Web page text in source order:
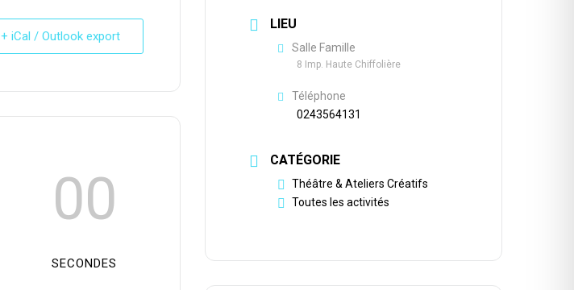
+ iCal / Outlook export
00
SECONDES
LIEU
Salle Famille
8 Imp. Haute Chiffolière
Téléphone
0243564131
CATÉGORIE
Théâtre & Ateliers Créatifs
Toutes les activités